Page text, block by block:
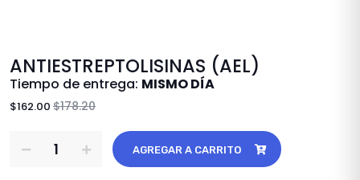
ANTIESTREPTOLISINAS (AEL)
Tiempo de entrega: MISMO DÍA
$162.00 $178.20
AGREGAR A CARRITO